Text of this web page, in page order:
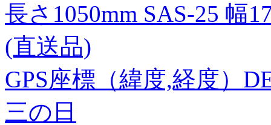
長さ1050mm SAS-25 幅
(直送品)
GPS座標（緯度,経度）
三の日